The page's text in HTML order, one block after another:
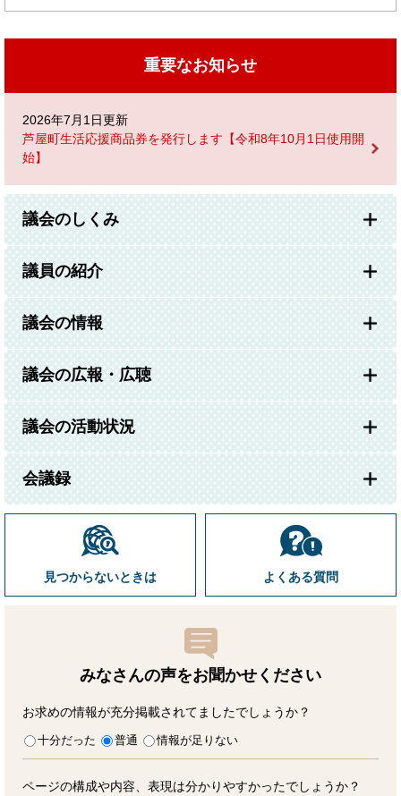
重要なお知らせ
2026年7月1日更新
芦屋町生活応援商品券を発行します【令和8年10月1日使用開
始】
議会のしくみ
議員の紹介
議会の情報
議会の広報・広聴
議会の活動状況
会議録
見つからないときは よくある質問
みなさんの声をお聞かせ ください
お求めの情報が充分掲載されてましたでしょうか？
十分だった 普通 情報が足りない
ページの構成や内容、表現は分かりやすかったでしょうか？